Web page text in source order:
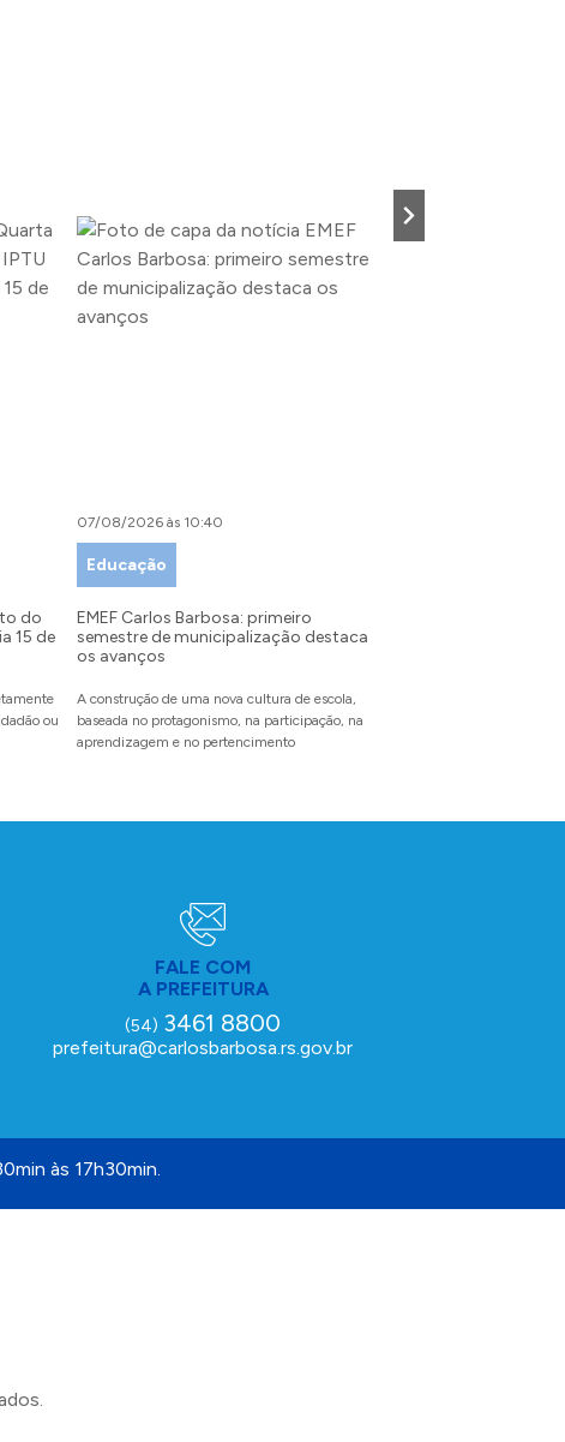
do
15 de
ou
07/08/2026 às 10:40
Educação
EMEF Carlos Barbosa: primeiro
semestre de municipalização destaca
os avanços
A construção de uma nova cultura de escola,
baseada no protagonismo, na participação, na
aprendizagem e no pertencimento
FALE COM
A PREFEITURA
(54) 3461 8800
prefeitura@carlosbarbosa.rs.gov.br
às 17h30min.